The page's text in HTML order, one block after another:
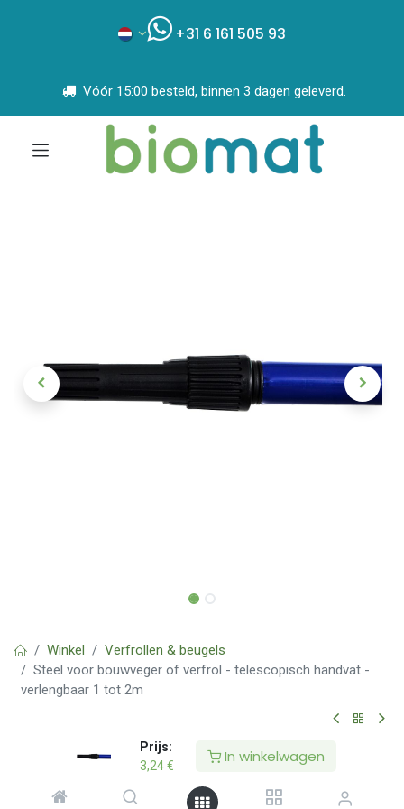
Prijs:
3,24€ In winkelwagen
+31 6 161 505 93
Vóór 15:00 besteld, binnen 3 dagen geleverd.
Winkel
Verfrollen & beugels
Steel voor bouwveger of verfrol - telescopisch handvat -
verlengbaar 1 tot 2m
Steel voor bouwveger of verfrol -
telescopisch handvat - verlengbaar 1
tot 2m